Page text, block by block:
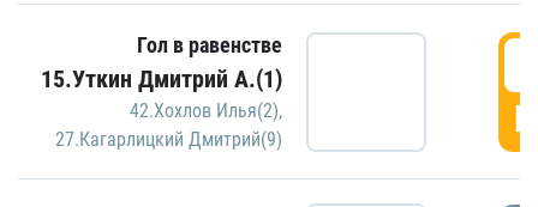
Гол в равенстве
15.Уткин Дмитрий А.(1)
42.Хохлов Илья(2),
27.Кагарлицкий Дмитрий(9)